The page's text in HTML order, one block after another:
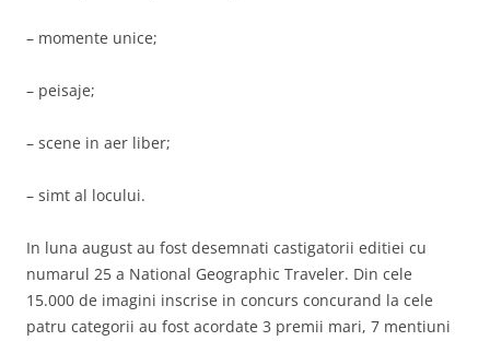
– momente unice;
– peisaje;
– scene in aer liber;
– simt al locului.
In luna august au fost desemnati castigatorii editiei cu
numarul 25 a National Geographic Traveler. Din cele
15.000 de imagini inscrise in concurs concurand la cele
patru categorii au fost acordate 3 premii mari, 7 mentiuni